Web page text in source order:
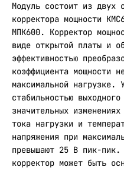
Модуль состоит из двух
корректора мощности
МПК600. Корректор
виде открытой платы и
эффективностью
коэффициента мощности
максимальной нагрузке.
стабильностью
значительных
тока нагрузки и
напряжения при
превышают 25 В пик-пик.
корректор может быть